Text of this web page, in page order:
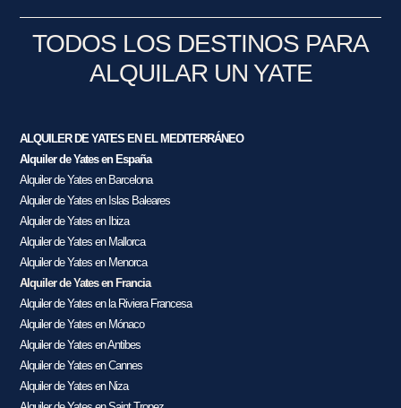
TODOS LOS DESTINOS PARA
ALQUILAR UN YATE
ALQUILER DE YATES EN EL MEDITERRÁNEO
Alquiler de Yates en España
Alquiler de Yates en Barcelona
Alquiler de Yates en Islas Baleares
Alquiler de Yates en Ibiza
Alquiler de Yates en Mallorca
Alquiler de Yates en Menorca
Alquiler de Yates en Francia
Alquiler de Yates en la Riviera Francesa
Alquiler de Yates en Mónaco
Alquiler de Yates en Antibes
Alquiler de Yates en Cannes
Alquiler de Yates en Niza